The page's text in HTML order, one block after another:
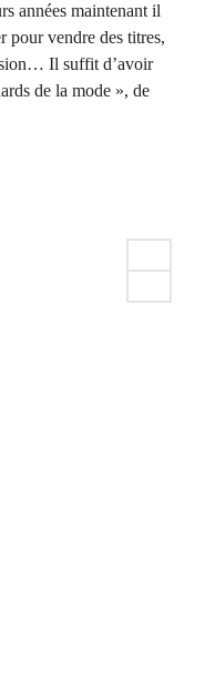
années maintenant il
pour vendre des titres,
Il suffit d’avoir
de la mode », de